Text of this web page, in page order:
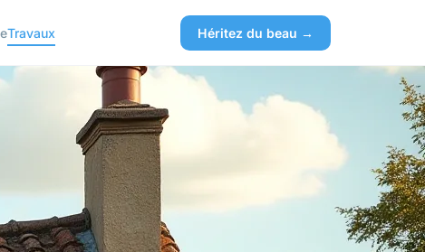
Travaux Héritez du beau →